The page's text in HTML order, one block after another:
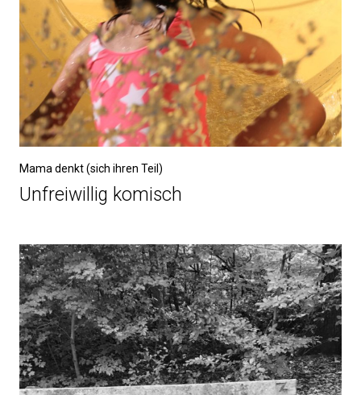
Mama denkt (sich ihren Teil)
Unfreiwillig komisch